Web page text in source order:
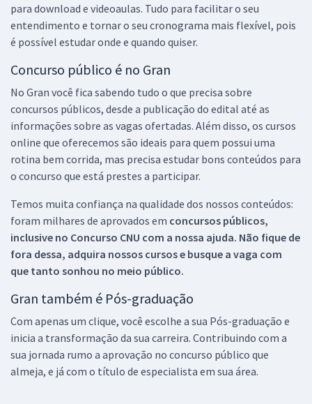
para download e videoaulas. Tudo para facilitar o seu
entendimento e tornar o seu cronograma mais flexível, pois
é possível estudar onde e quando quiser.
Concurso público é no Gran
No Gran você fica sabendo tudo o que precisa sobre
concursos públicos, desde a publicação do edital até as
informações sobre as vagas ofertadas. Além disso, os cursos
online que oferecemos são ideais para quem possui uma
rotina bem corrida, mas precisa estudar bons conteúdos para
o concurso que está prestes a participar.
Temos muita confiança na qualidade dos nossos conteúdos:
foram milhares de aprovados em concursos públicos,
inclusive no Concurso CNU com a nossa ajuda. Não fique de
fora dessa, adquira nossos cursos e busque a vaga com
que tanto sonhou no meio público.
Gran também é Pós-graduação
Com apenas um clique, você escolhe a sua Pós-graduação e
inicia a transformação da sua carreira. Contribuindo com a
sua jornada rumo a aprovação no concurso público que
almeja, e já com o título de especialista em sua área.